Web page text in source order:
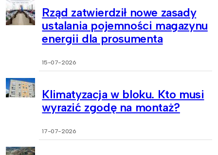
Rząd zatwierdził nowe zasady
ustalania pojemności magazynu
energii dla prosumenta
15-07-2026
Klimatyzacja w bloku. Kto musi
wyrazić zgodę na montaż?
17-07-2026